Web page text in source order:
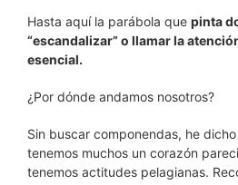
Hasta aquí la parábola que pinta
“escandalizar” o llamar la
esencial.
¿Por dónde andamos nosotros?
Sin buscar componendas, he
tenemos muchos un corazón
tenemos actitudes pelagianas.